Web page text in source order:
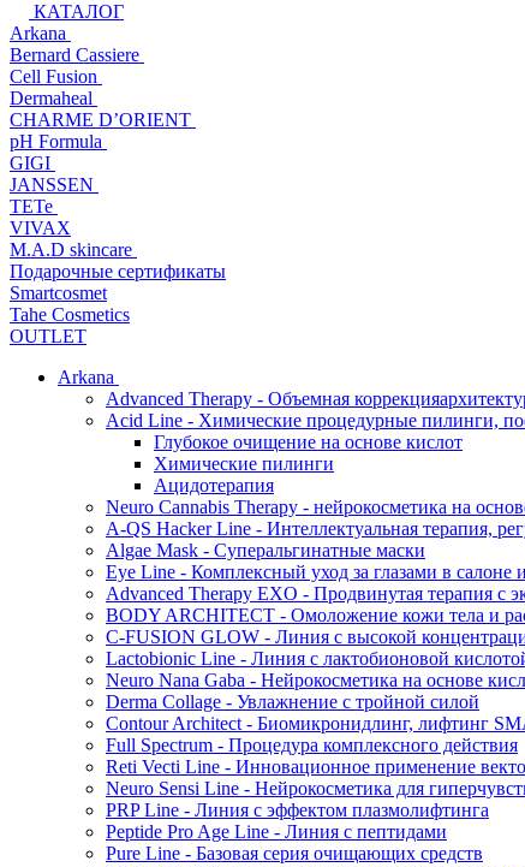
КАТАЛОГ
Arkana
Bernard Cassiere
Cell Fusion
Dermaheal
CHARME D’ORIENT
pH Formula
GIGI
JANSSEN
TETe
VIVAX
M.A.D skincare
Подарочные сертификаты
Smartcosmet
Tahe Cosmetics
OUTLET
Arkana
Advanced Therapy - Объемная
Acid Line - Химические процедурные пилинги,
Глубокое очищение на основе кислот
Химические пилинги
Ацидотерапия
Neuro Cannabis Therapy - нейрокосметика на
A-QS Hacker Line - Интеллектуальная терапия,
Algae Mask - Суперальгинатные маски
Eye Line - Комплексный уход за глазами в салоне
Advanced Therapy EXO - Продвинутая терапия с
BODY ARCHITECT - Омоложение кожи тела и
C-FUSION GLOW - Линия с высокой
Lactobionic Line - Линия с лактобионовой
Neuro Nana Gaba - Нейрокосметика на основе
Derma Collage - Увлажнение с тройной силой
Contour Architect - Биомикронидлинг, лифтинг
Full Spectrum - Процедура комплексного действия
Reti Vecti Line - Инновационное применение
Neuro Sensi Line - Нейрокосметика для
PRP Line - Линия с эффектом плазмолифтинга
Peptide Pro Age Line - Линия с пептидами
Pure Line - Базовая серия очищающих средств